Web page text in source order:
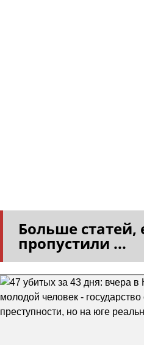
Больше статей,
пропустили ...